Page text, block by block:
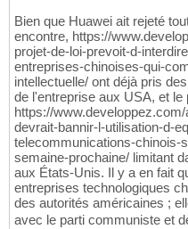
Bien que Huawei ait rejeté
encontre, https://
projet-de-loi-prevoit-d-
entreprises-chinoises-qui-
intellectuelle/ ont déjà pris
de l'entreprise aux USA, et
https://
devrait-bannir-l-utilisation-d-
telecommunications-chinois-
semaine-prochaine/ limitant
aux États-Unis. Il y a en fait
entreprises technologiques
des autorités américaines ;
avec le parti communiste et